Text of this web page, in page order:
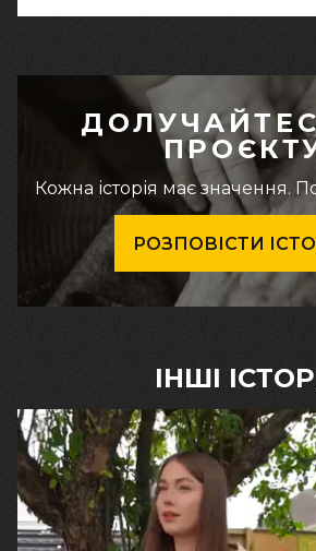
Кожна історія має значення.
РОЗПОВІСТИ
ІНШІ